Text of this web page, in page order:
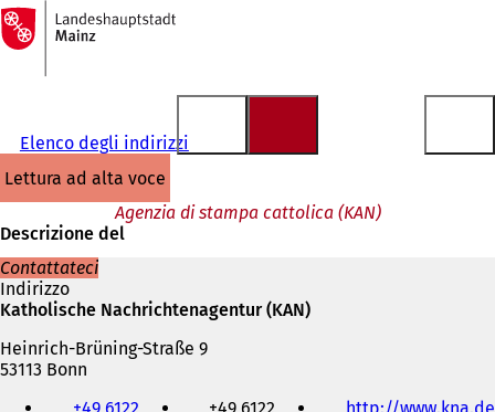
Vai al contenuto
Alla
pagina
iniziale
Elenco degli indirizzi
lettura ad alta voce
Agenzia di stampa cattolica (KAN)
Descrizione del
Contattateci
Indirizzo
Katholische Nachrichtenagentur (KAN)
Heinrich-Brüning-Straße 9
53113 Bonn